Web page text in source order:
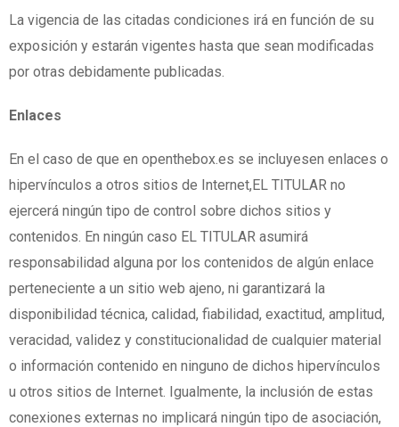
La vigencia de las citadas condiciones irá en función de su
exposición y estarán vigentes hasta que sean modificadas
por otras debidamente publicadas.
Enlaces
En el caso de que en openthebox.es se incluyesen enlaces o
hipervínculos a otros sitios de Internet,EL TITULAR no
ejercerá ningún tipo de control sobre dichos sitios y
contenidos. En ningún caso EL TITULAR asumirá
responsabilidad alguna por los contenidos de algún enlace
perteneciente a un sitio web ajeno, ni garantizará la
disponibilidad técnica, calidad, fiabilidad, exactitud, amplitud,
veracidad, validez y constitucionalidad de cualquier material
o información contenido en ninguno de dichos hipervínculos
u otros sitios de Internet. Igualmente, la inclusión de estas
conexiones externas no implicará ningún tipo de asociación,